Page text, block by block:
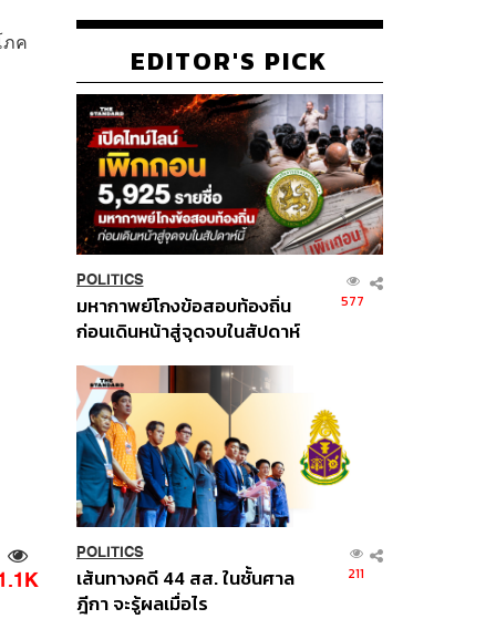
ภค
EDITOR'S PICK
POLITICS
มหากาพย์โกงข้อสอบท้องถิ่น
ก่อนเดินหน้าสู่จุดจบในสัปดาห์
577
POLITICS
เส้นทางคดี 44 สส. ในชั้นศาล
ฎีกา จะรู้ผลเมื่อไร
211